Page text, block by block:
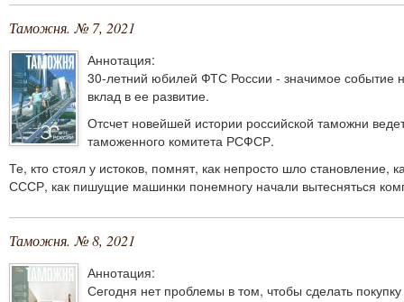
Таможня. № 7, 2021
Аннотация:
30-летний юбилей ФТС России - значимое событие
вклад в ее развитие.
Отсчет новейшей истории российской таможни
таможенного комитета РСФСР.
Те, кто стоял у истоков, помнят, как непросто шло
СССР, как пишущие машинки понемногу начали вытесняться
Таможня. № 8, 2021
Аннотация:
Сегодня нет проблемы в том, чтобы сделать